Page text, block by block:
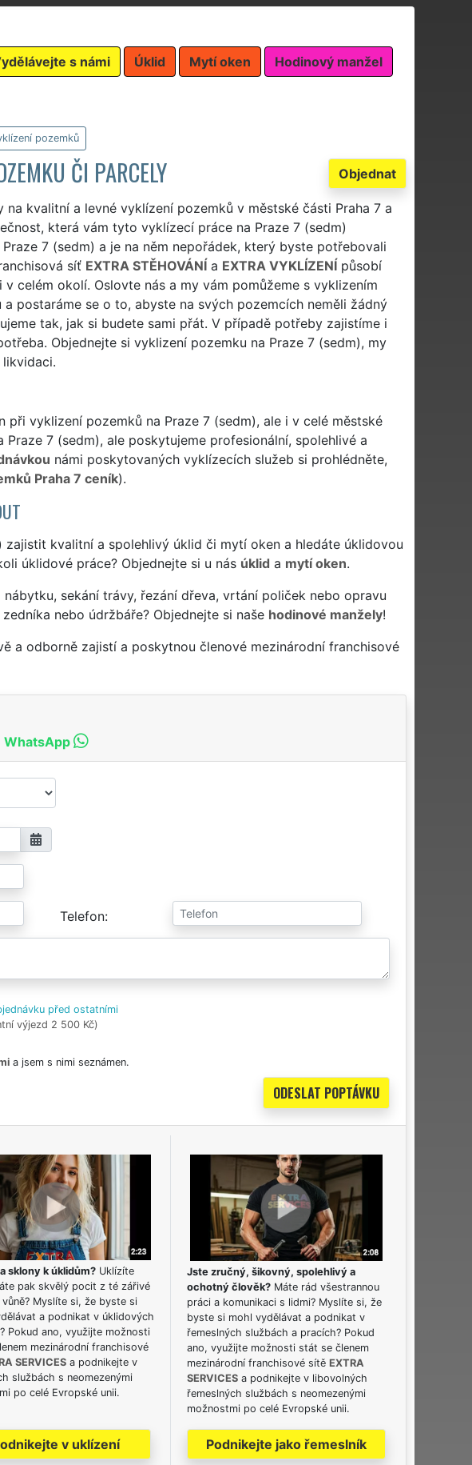
s námi Úklid Mytí oken Hodinový manžel
pozemků
Objednat
ČI PARCELY
na kvalitní a levné vyklízení pozemků v městské části Praha 7 a
která vám tyto vyklízecí práce na Praze 7 (sedm)
7 (sedm) a je na něm nepořádek, který byste potřebovali
síť EXTRA STĚHOVÁNÍa EXTRA VYKLÍZENÍpůsobí
v celém okolí. Oslovte nás a my vám pomůžeme s vyklizením
postaráme se o to, abyste na svých pozemcích neměli žádný
tak, jak si budete sami přát. V případě potřeby zajistíme i
Objednejte si vyklizení pozemku na Praze 7 (sedm), my
vyklizení pozemků na Praze 7 (sedm), ale i v celé městské
7 (sedm), ale poskytujeme profesionální, spolehlivé a
námi poskytovaných vyklízecích služeb si prohlédněte,
Praha 7 ceník).
zajistit kvalitní a spolehlivý úklid či mytí oken a hledáte úklidovou
úklidové práce? Objednejte si u nás úklid a mytí oken.
sekání trávy, řezání dřeva, vrtání poliček nebo opravu
nebo údržbáře? Objednejte si naše hodinové manžely!
a odborně zajistí a poskytnou členové mezinárodní franchisové
WhatsApp
Telefon
před ostatními
výjezd 2 500 Kč)
a jsem s nimi seznámen.
sklony k úklidům?Uklízíte
pak skvělý pocit z té zářivé
Myslíte si, že byste si
a podnikat v úklidových
Pokud ano, využijte možnosti
mezinárodní franchisové
SERVICESa podnikejte v
službách s neomezenými
po celé Evropské unii.
v uklízení
Jste zručný, šikovný, spolehlivý a
ochotný člověk? Máte rád všestrannou
práci a komunikaci s lidmi? Myslíte si, že
byste si mohl vydělávat a podnikat v
řemeslných službách a pracích? Pokud
ano, využijte možnosti stát se členem
mezinárodní franchisové sítě EXTRA
SERVICES a podnikejte v libovolných
řemeslných službách s neomezenými
možnostmi po celé Evropské unii.
Podnikejte jako řemeslník